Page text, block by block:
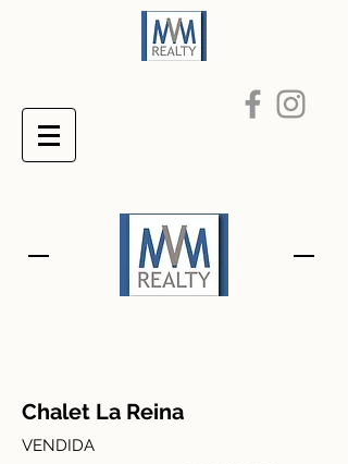
Chalet La Reina
VENDIDA